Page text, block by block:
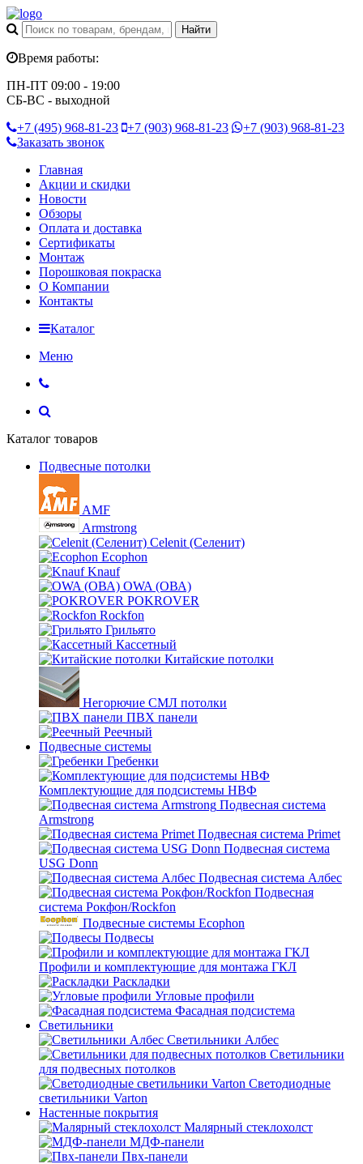
Время работы:
ПН-ПТ 09:00 - 19:00
СБ-ВС - выходной
+7 (495) 968-81-23 +7 (903) 968-81-23 +7 (903) 968-81-23
Заказать звонок
Главная
Акции и скидки
Новости
Обзоры
Оплата и доставка
Сертификаты
Монтаж
Порошковая покраска
О Компании
Контакты
Каталог
Меню
Каталог товаров
Подвесные потолки
AMF
Armstrong
Celenit (Селенит)
Ecophon
Knauf
OWA (ОВА)
POKROVER
Rockfon
Грильято
Кассетный
Китайские потолки
Негорючие СМЛ потолки
ПВХ панели
Реечный
Подвесные системы
Гребенки
Комплектующие для подсистемы НВФ
Подвесная система
Armstrong
Подвесная система Primet
Подвесная система
USG Donn
Подвесная система Албес
Подвесная
система Рокфон/Rockfon
Подвесные системы Ecophon
Подвесы
Профили и комплектующие для монтажа ГКЛ
Раскладки
Угловые профили
Фасадная подсистема
Светильники
Светильники Албес
Светильники
для подвесных потолков
Светодиодные
светильники Varton
Настенные покрытия
Малярный стеклохолст
МДФ-панели
Пвх-панели